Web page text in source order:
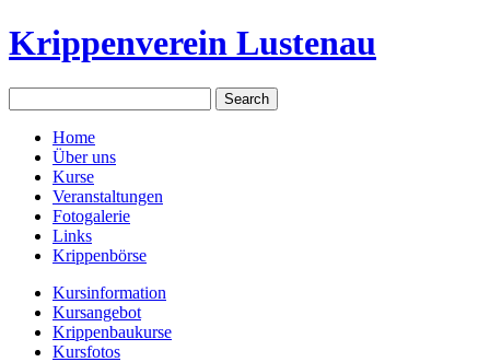
Krippenverein Lustenau
Home
Über uns
Kurse
Veranstaltungen
Fotogalerie
Links
Krippenbörse
Kursinformation
Kursangebot
Krippenbaukurse
Kursfotos